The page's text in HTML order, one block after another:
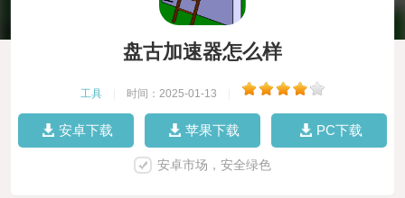
盘古加速器怎么样
工具 时间：2025-01-13
安卓下载 苹果下载 PC下载
安卓市场，安全绿色